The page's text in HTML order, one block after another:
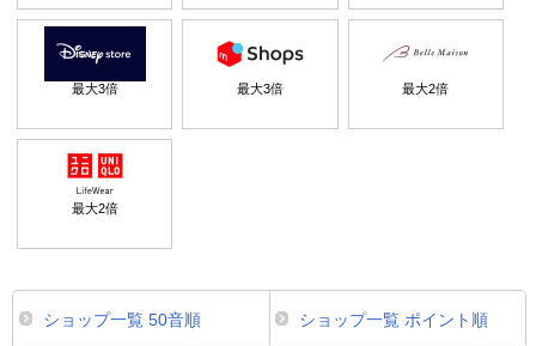
最大3倍 最大3倍 最大2倍
最大2倍
ショップ一覧 50音順 ショップ一覧 ポイント順